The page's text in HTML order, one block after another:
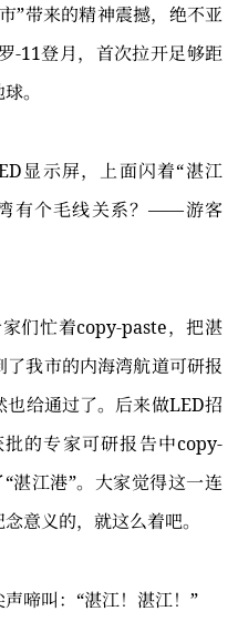
”带来的精神震撼，绝不亚
-11登月，首次拉开足够距
。
显示屏，上面闪着“湛江
有个毛线关系？——游客
们忙着copy-paste，把湛
我市的内海湾航道可研报
给通过了。后来做LED招
的专家可研报告中copy-
湛江港”。大家觉得这一连
意义的，就这么着吧。
啼叫：“湛江！湛江！”